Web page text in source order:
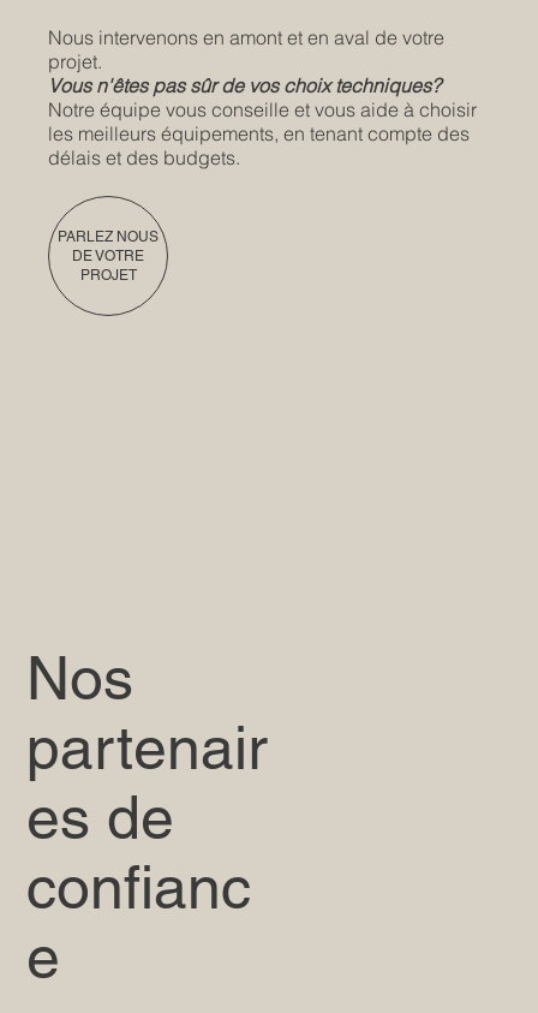
Nos
partenair
es de
confianc
e
Nous intervenons en amont et en aval de votre
projet.
Vous n'êtes pas sûr de vos choix techniques?
Notre équipe vous conseille et vous aide à choisir
les meilleurs équipements, en tenant compte des
délais et des budgets.
PARLEZ NOUS
DE VOTRE
PROJET